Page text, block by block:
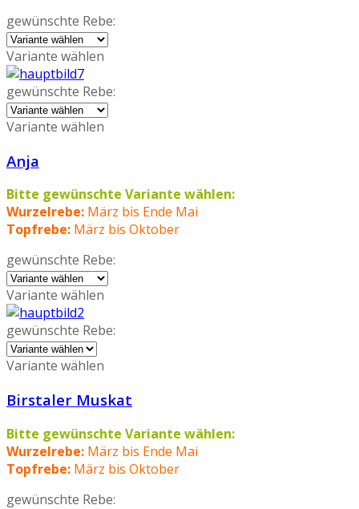
gewünschte Rebe:
Variante wählen
gewünschte Rebe:
Variante wählen
Anja
Bitte gewünschte Variante wählen:
Wurzelrebe: März bis Ende Mai
Topfrebe: März bis Oktober
gewünschte Rebe:
Variante wählen
gewünschte Rebe:
Variante wählen
Birstaler Muskat
Bitte gewünschte Variante wählen:
Wurzelrebe: März bis Ende Mai
Topfrebe: März bis Oktober
gewünschte Rebe: